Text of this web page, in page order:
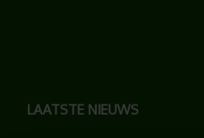
LAATSTE NIEUWS